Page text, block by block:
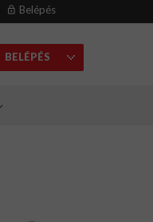
Belépés
BELÉPÉS